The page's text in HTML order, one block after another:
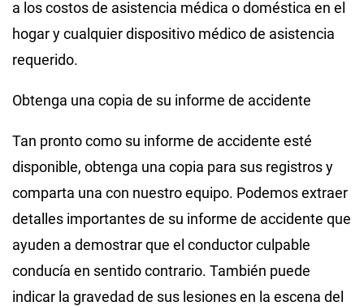
a los costos de asistencia médica o doméstica en el
hogar y cualquier dispositivo médico de asistencia
requerido.
Obtenga una copia de su informe de accidente
Tan pronto como su informe de accidente esté
disponible, obtenga una copia para sus registros y
comparta una con nuestro equipo. Podemos extraer
detalles importantes de su informe de accidente que
ayuden a demostrar que el conductor culpable
conducía en sentido contrario. También puede
indicar la gravedad de sus lesiones en la escena del